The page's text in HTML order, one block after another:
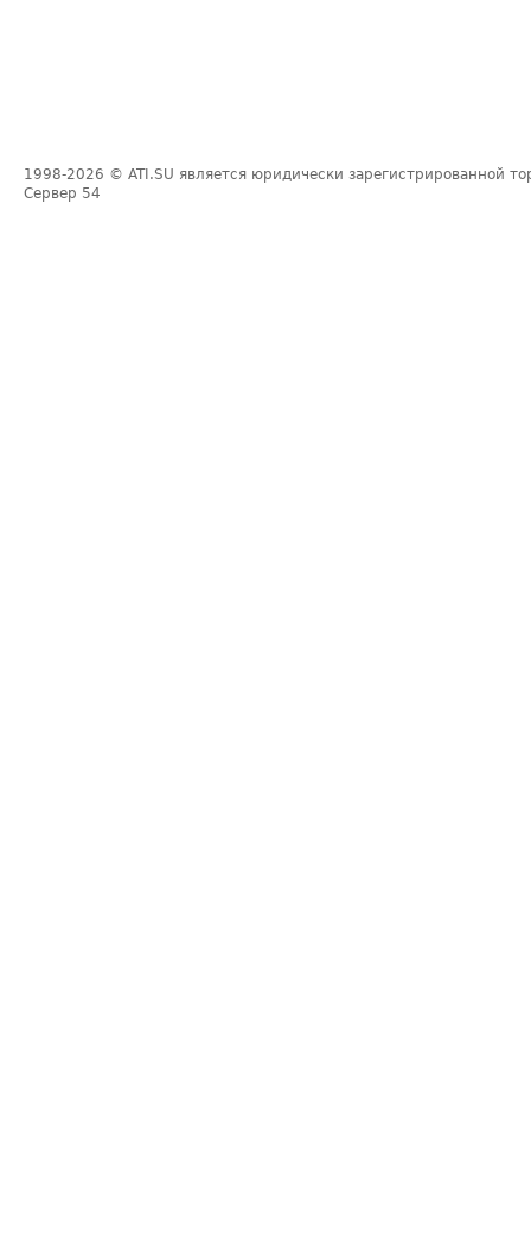
1998-2026 © ATI.SU является юридически зарегистрированной
Сервер 54